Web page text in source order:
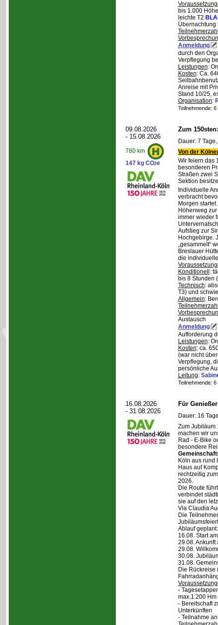
bis 1.000
leichte T2
Übernachtung
Anmeldung
durch den
Verpflegung
Leistungen:
Kosten: Ca.
Anreise mit
Stand 10/25,
Organisation:
Teilnehmende:
09.08.2026
- 15.08.2026
780 km
147 kg CO2e
Zum
Dauer: 7
Von der
Wir feiern das
besonderen
Straßen zwei
Sektion
Individuelle
verbracht
Morgen
Höhenweg
immer wieder
Aufstieg zur
Hochgebirge.
„gesammelt“
Breslauer
die
Konditionell :
bis 8 Stunden
Technisch:
T3) und
Allgemein:
Austausch
Anmeldung
Aufforderung
Leistungen:
Kosten: ca.
(war nicht
Verpflegung,
persönliche
Leitung:
Teilnehmende:
16.08.2026
- 31.08.2026
Für
Dauer: 16
Zum Jubiläum
machen wir
Rad - E-Bike
besondere
Köln aus rund
Haus auf
rechtzeitig
2026.
Die Route
verbindet
sie auf den
Via Claudia
Die
Ablauf geplant:
16.08. Start
29.08. Ankunft
29.08.
30.08.
31.08.
Die Rückreise
-
max.1.200 Hm
- Bereitschaft
Unterkünften
- Teilnahme